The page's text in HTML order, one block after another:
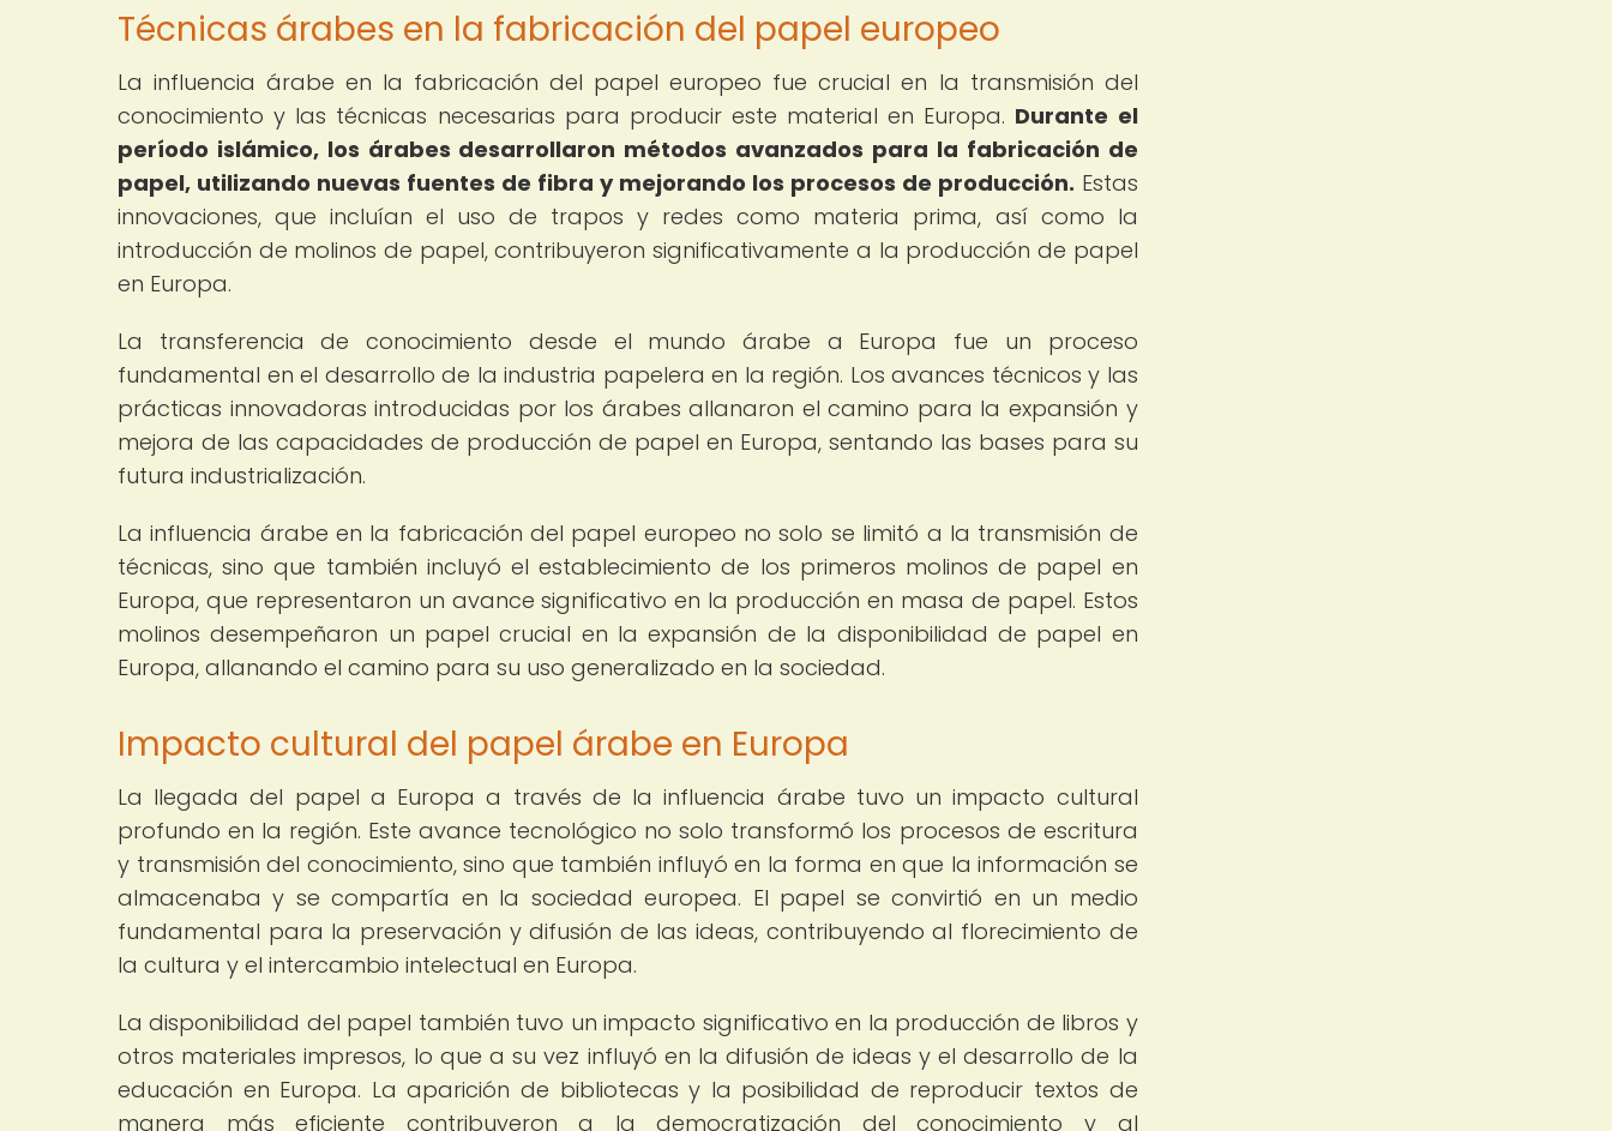
Técnicas árabes en la fabricación del papel europeo
La influencia árabe en la fabricación del papel europeo fue crucial en la transmisión del
conocimiento y las técnicas necesarias para producir este material en Europa. Durante el
período islámico, los árabes desarrollaron métodos avanzados para la fabricación de
papel, utilizando nuevas fuentes de fibra y mejorando los procesos de producción. Estas
innovaciones, que incluían el uso de trapos y redes como materia prima, así como la
introducción de molinos de papel, contribuyeron significativamente a la producción de papel
en Europa.
La transferencia de conocimiento desde el mundo árabe a Europa fue un proceso
fundamental en el desarrollo de la industria papelera en la región. Los avances técnicos y las
prácticas innovadoras introducidas por los árabes allanaron el camino para la expansión y
mejora de las capacidades de producción de papel en Europa, sentando las bases para su
futura industrialización.
La influencia árabe en la fabricación del papel europeo no solo se limitó a la transmisión de
técnicas, sino que también incluyó el establecimiento de los primeros molinos de papel en
Europa, que representaron un avance significativo en la producción en masa de papel. Estos
molinos desempeñaron un papel crucial en la expansión de la disponibilidad de papel en
Europa, allanando el camino para su uso generalizado en la sociedad.
Impacto cultural del papel árabe en Europa
La llegada del papel a Europa a través de la influencia árabe tuvo un impacto cultural
profundo en la región. Este avance tecnológico no solo transformó los procesos de escritura
y transmisión del conocimiento, sino que también influyó en la forma en que la información se
almacenaba y se compartía en la sociedad europea. El papel se convirtió en un medio
fundamental para la preservación y difusión de las ideas, contribuyendo al florecimiento de
la cultura y el intercambio intelectual en Europa.
La disponibilidad del papel también tuvo un impacto significativo en la producción de libros y
otros materiales impresos, lo que a su vez influyó en la difusión de ideas y el desarrollo de la
educación en Europa. La aparición de bibliotecas y la posibilidad de reproducir textos de
manera más eficiente contribuyeron a la democratización del conocimiento y al